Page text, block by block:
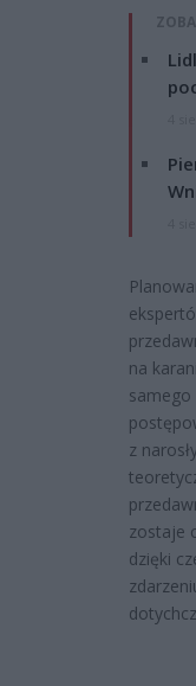
na
z
zostaje
dzięki